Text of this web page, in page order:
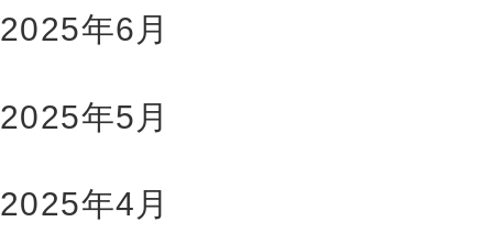
2025年6月
2025年5月
2025年4月